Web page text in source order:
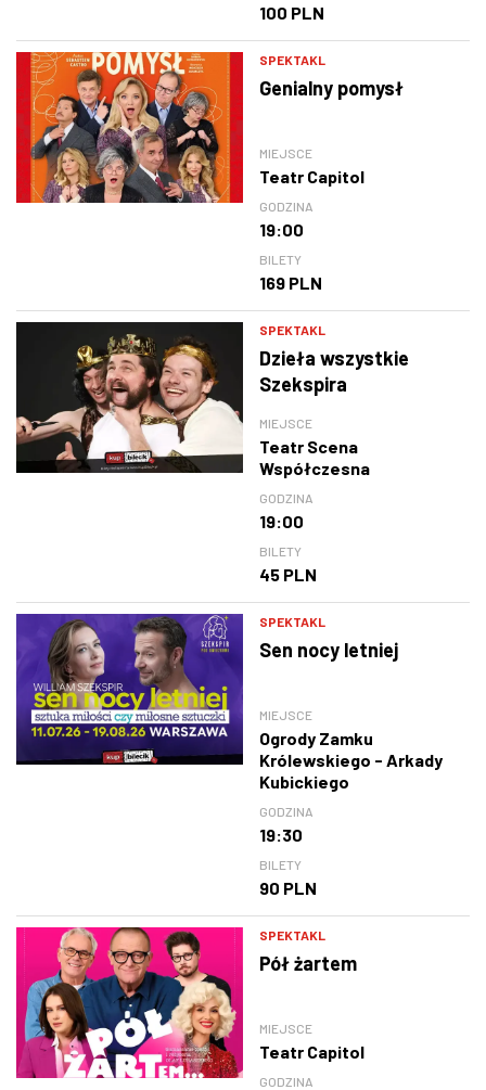
100 PLN
SPEKTAKL
Genialny pomysł
MIEJSCE
Teatr Capitol
GODZINA
19:00
BILETY
169 PLN
SPEKTAKL
Dzieła wszystkie
Szekspira
MIEJSCE
Teatr Scena
Współczesna
GODZINA
19:00
BILETY
45 PLN
SPEKTAKL
Sen nocy letniej
MIEJSCE
Ogrody Zamku
Królewskiego - Arkady
Kubickiego
GODZINA
19:30
BILETY
90 PLN
SPEKTAKL
Pół żartem
MIEJSCE
Teatr Capitol
GODZINA